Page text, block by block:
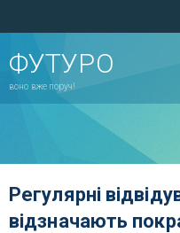
ФУТУРО
воно вже поруч!
Регулярні
відзначають